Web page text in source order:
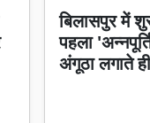
बिलासपुर में
पहला
अंगूठा लगाते